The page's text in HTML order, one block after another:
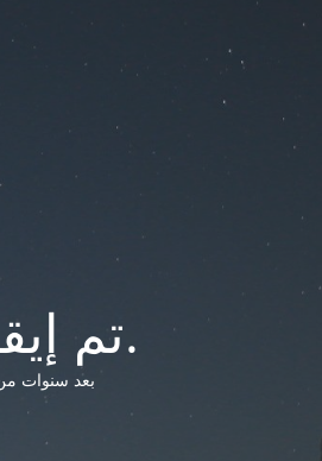
تم إيقاف خدمات شبكة التشريعات الليبية.
بعد سنوات من